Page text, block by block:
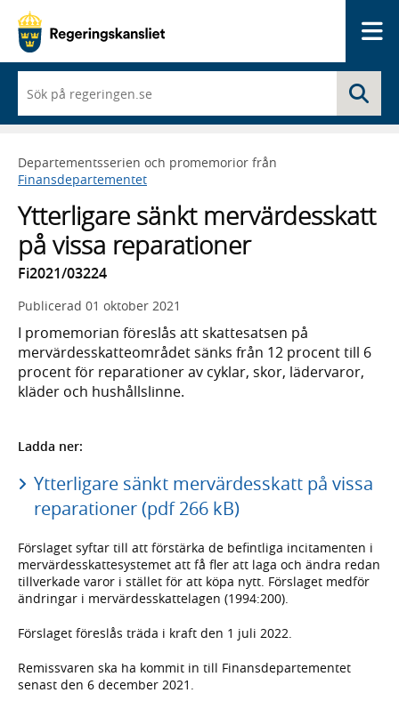
du
börjar
skriva
framträder
en
med
sökförslag
Departementsserien och promemorior från
Finansdepartementet
Ytterligare sänkt mervärdesskatt
på vissa reparationer
Fi2021/03224
Publicerad 01 oktober 2021
I promemorian föreslås att skattesatsen på
mervärdesskatteområdet sänks från 12 procent till 6
procent för reparationer av cyklar, skor, lädervaror,
kläder och hushållslinne.
Ladda ner:
Ytterligare sänkt mervärdesskatt på vissa
reparationer (pdf 266 kB)
Förslaget syftar till att förstärka de befintliga incitamenten i
mervärdesskattesystemet att få fler att laga och ändra redan
tillverkade varor i stället för att köpa nytt. Förslaget medför
ändringar i mervärdesskattelagen (1994:200).
Förslaget föreslås träda i kraft den 1 juli 2022.
Remissvaren ska ha kommit in till Finansdepartementet
senast den 6 december 2021.